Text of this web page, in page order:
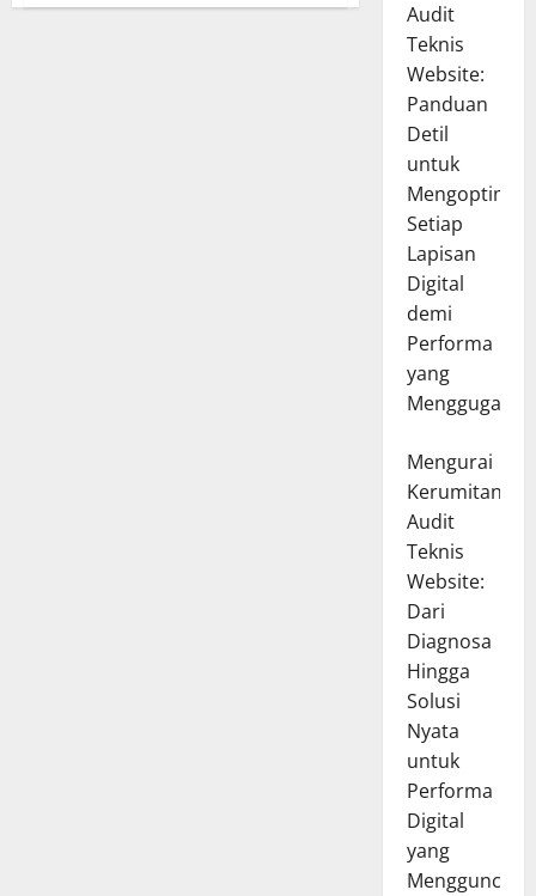
Audit
Teknis
Website:
Panduan
Detil
untuk
Setiap
Lapisan
Digital
demi
Performa
yang
Menggugah
Mengurai
Kerumitan
Audit
Teknis
Website:
Dari
Diagnosa
Hingga
Solusi
Nyata
untuk
Performa
Digital
yang
Mengguncang